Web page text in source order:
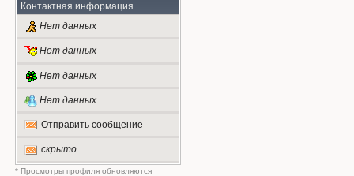
Контактная информация
Нет данных
Нет данных
Нет данных
Нет данных
Отправить сообщение
скрыто
* Просмотры профиля обновляются